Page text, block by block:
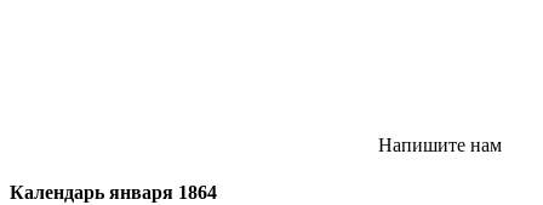
Напишите нам
Календарь января 1864